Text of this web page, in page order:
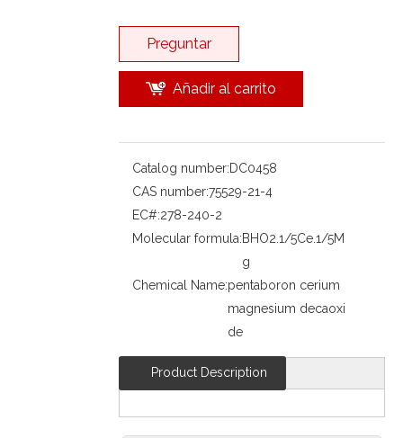
Preguntar
Añadir al carrito
Catalog number:DC0458
CAS number:75529-21-4
EC#:278-240-2
Molecular formula:BHO2.1/5Ce.1/5M
g
Chemical Name:pentaboron cerium
magnesium decaoxi
de
Product Description